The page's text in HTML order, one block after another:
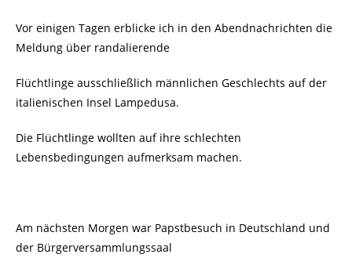
Vor einigen Tagen erblicke ich in den Abendnachrichten die
Meldung über randalierende
Flüchtlinge ausschließlich männlichen Geschlechts auf der
italienischen Insel Lampedusa.
Die Flüchtlinge wollten auf ihre schlechten
Lebensbedingungen aufmerksam machen.
Am nächsten Morgen war Papstbesuch in Deutschland und
der Bürgerversammlungssaal